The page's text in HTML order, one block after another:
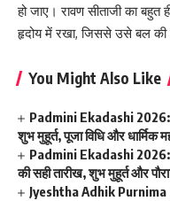
हो जाए। रावण सीताजी का
हृदोय में रखा, जिससे उसे बल की
You Might Also Like
Padmini Ekadashi 2026:
शुभ मुहूर्त, पूजा विधि और धार्मिक
Padmini Ekadashi 2026:
की सही तारीख, शुभ मुहूर्त और
Jyeshtha Adhik Purnima